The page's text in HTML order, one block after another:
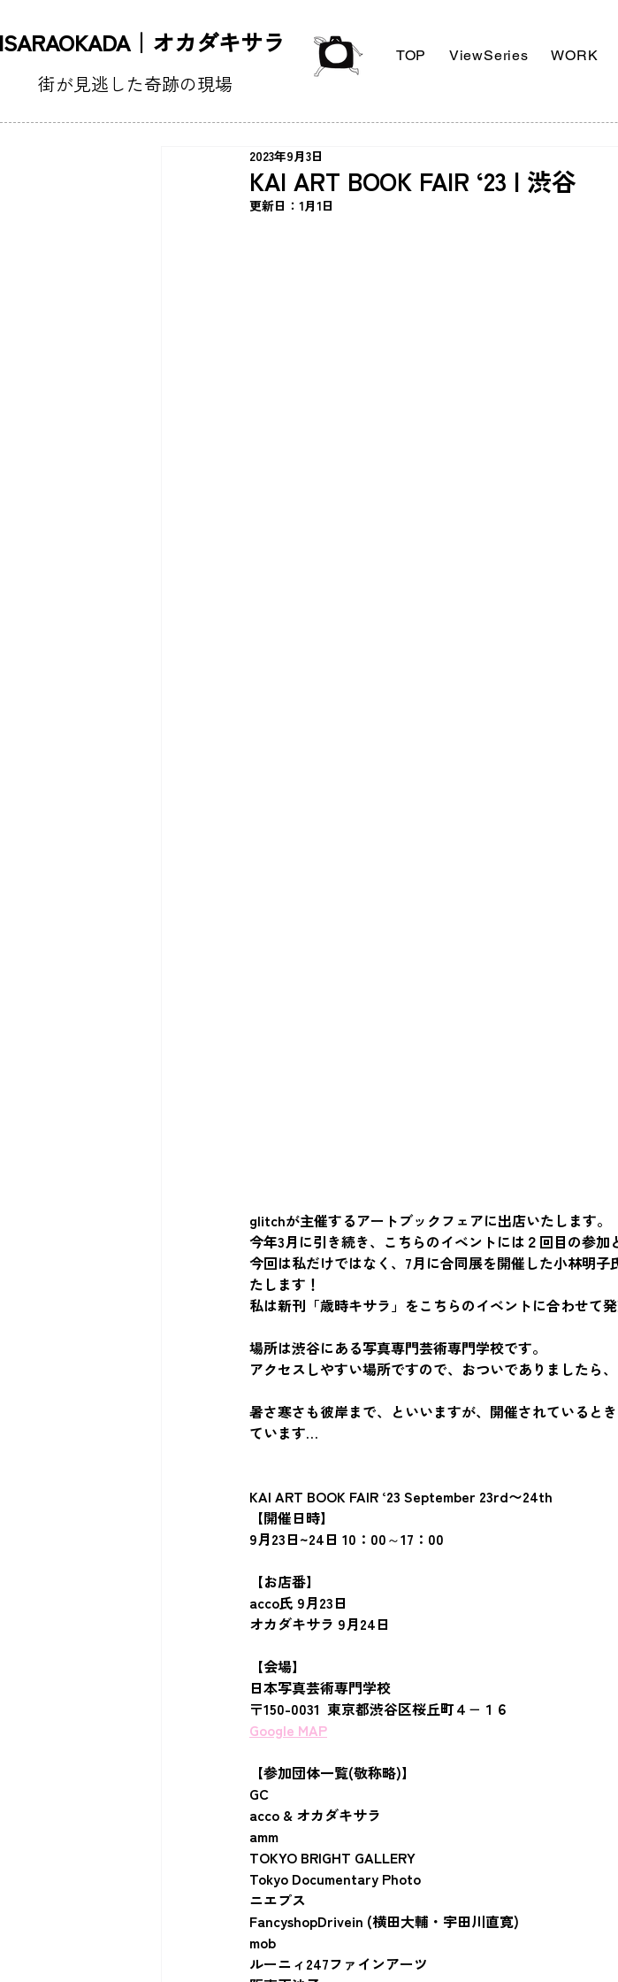
｜オカダキサラ
街が見逃した奇跡の現場
TOP ViewSeries WORK
KAI ART BOOK FAIR ‘23 | 渋谷
2023年9月3日
更新日： 1月1日
glitchが主催するアートブックフェアに出店いたします。
今年3月に引き続き、こちらのイベントには２回目の参加
今回は私だけではなく、7月に合同展を開催した小林明子
たします！
私は新刊「歳時キサラ」をこちらのイベントに合わせて発
場所は渋谷にある写真専門芸術専門学校です。
アクセスしやすい場所ですので、おついでありましたら
暑さ寒さも彼岸まで、といいますが、開催されていると
ています…
KAI ART BOOK FAIR ‘23 September 23rd〜24th
【開催日時】
9月23日~24日 10：00～17：00
【お店番】
acco氏 9月23日
オカダキサラ 9月24日
【会場】
日本写真芸術専門学校
〒150-0031  東京都渋谷区桜丘町４−１６
Google MAP
【参加団体一覧(敬称略)】
GC
acco & オカダキサラ
amm
TOKYO BRIGHT GALLERY
Tokyo Documentary Photo
ニエプス
FancyshopDrivein (横田大輔・宇田川直寛)
mob
ルーニィ247ファインアーツ